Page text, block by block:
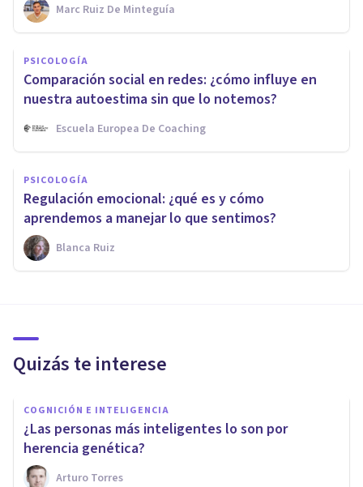
Marc Ruiz De Minteguía
PSICOLOGÍA
Comparación social en redes: ¿cómo influye en
nuestra autoestima sin que lo notemos?
Escuela Europea De Coaching
PSICOLOGÍA
Regulación emocional: ¿qué es y cómo
aprendemos a manejar lo que sentimos?
Blanca Ruiz
Quizás te interese
COGNICIÓN E INTELIGENCIA
¿Las personas más inteligentes lo son por
herencia genética?
Arturo Torres